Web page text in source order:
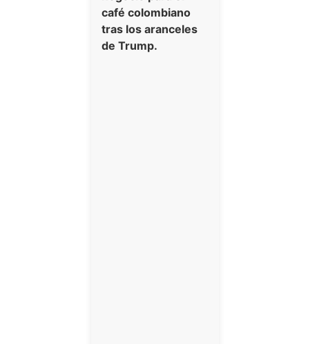
café colombiano
tras los aranceles
de Trump.